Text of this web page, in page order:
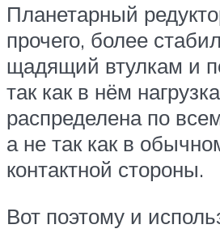
Планетарный
прочего, более
щадящий втулкам и
так как в нём нагрузка
распределена по
а не так как в
контактной стороны.
Вот поэтому и